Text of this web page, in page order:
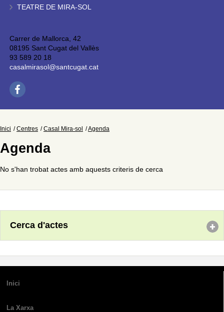
TEATRE DE MIRA-SOL
Carrer de Mallorca, 42
08195 Sant Cugat del Vallès
93 589 20 18
casalmirasol@santcugat.cat
Inici Centres Casal Mira-sol Agenda
Agenda
No s'han trobat actes amb aquests criteris de cerca
Cerca d'actes
Inici
La Xarxa